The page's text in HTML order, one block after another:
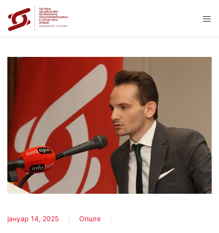
јануар 14, 2025 Опште